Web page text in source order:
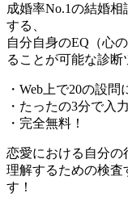
成婚率No.1の結婚
する、
自分自身のEQ（心
ることが可能な診断
・Web上で20の設問
・たったの3分で入
・完全無料！
恋愛における自分の
理解するための検査
す！